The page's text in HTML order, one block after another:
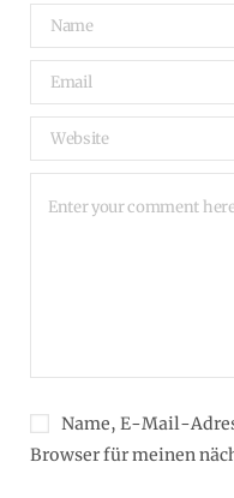
Name, E-Mail-
Browser für meinen